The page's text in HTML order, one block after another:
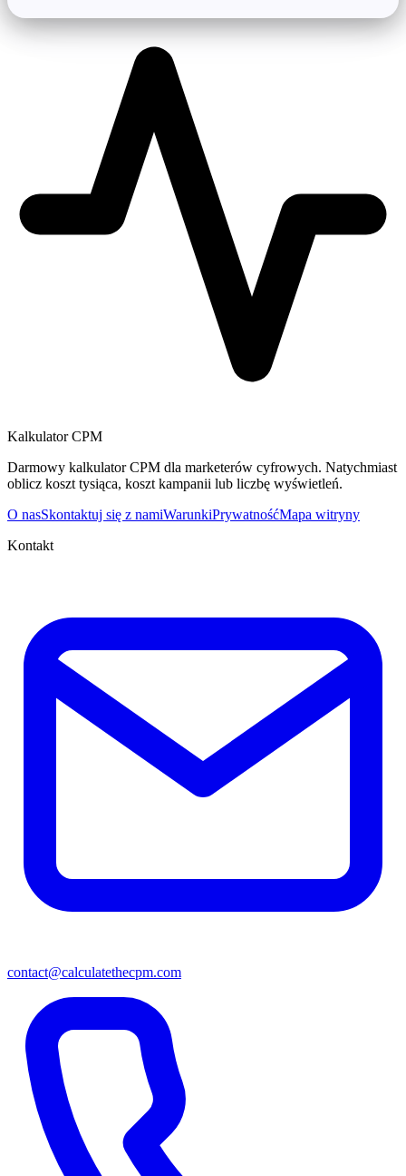
Kalkulator CPM
Darmowy kalkulator CPM dla marketerów cyfrowych. Natychmiast
oblicz koszt tysiąca, koszt kampanii lub liczbę wyświetleń.
O nasSkontaktuj się z namiWarunkiPrywatnośćMapa witryny
Kontakt
contact@calculatethecpm.com